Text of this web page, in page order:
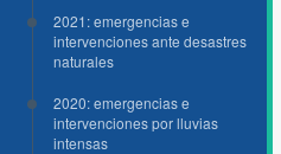
2021: emergencias e
intervenciones ante desastres
naturales
2020: emergencias e
intervenciones por lluvias
intensas